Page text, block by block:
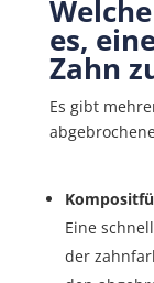
es,
Zahn
Es gibt
Eine
der